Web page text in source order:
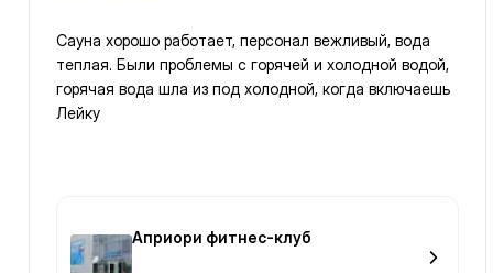
Сауна хорошо работает, персонал вежливый, вода
теплая. Были проблемы с горячей и холодной водой,
горячая вода шла из под холодной, когда включаешь
Лейку
Априори фитнес-клуб